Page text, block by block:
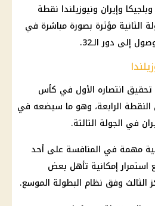
وإيران ونيوزيلندا نقطة
الثانية مؤثرة بصورة مباشرة في
إلى دور الـ32.
انتصاره الأول في كأس
الرابعة، وهو ما سيضعه في
في الجولة الثالثة.
مهمة في المنافسة على أحد
استمرار إمكانية تأهل بعض
الثالث وفق نظام البطولة الموسع.